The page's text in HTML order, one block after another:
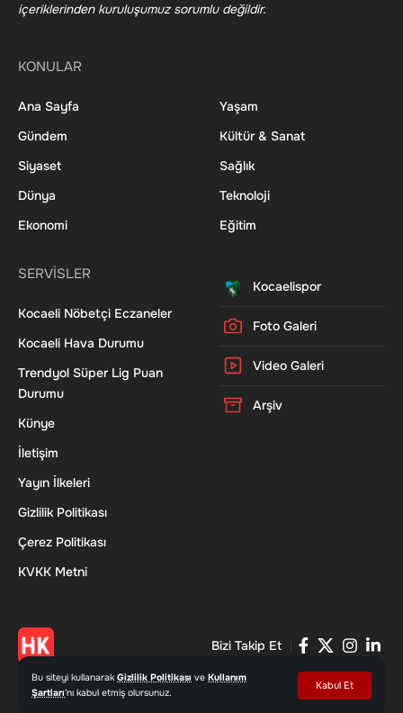
Bu siteyi kullanarakGizlilik Politikası ve Kullanım
Şartları'nı kabul etmiş olursunuz.
Kabul Et
içeriklerinden kuruluşumuz sorumlu değildir.
KONULAR
Ana Sayfa
Gündem
Siyaset
Dünya
Ekonomi
Yaşam
Kültür & Sanat
Sağlık
Teknoloji
Eğitim
SERVİSLER
Kocaeli Nöbetçi Eczaneler
Kocaeli Hava Durumu
Trendyol Süper Lig Puan
Durumu
Künye
İletişim
Yayın İlkeleri
Gizlilik Politikası
Çerez Politikası
KVKK Metni
Kocaelispor
Foto Galeri
Video Galeri
Arşiv
Bizi Takip Et
© 2026 Haber Kocaeli - www.haberkocaeli.com | Tüm Hakları Saklıdır